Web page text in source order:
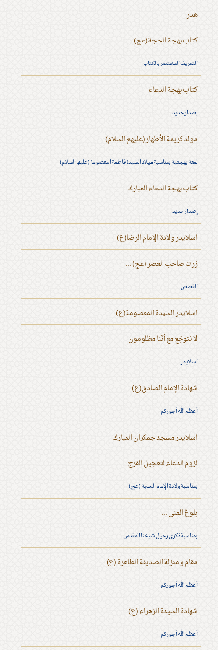
هدر
كتاب بهجة الحجة(عج)
التعريف المختصر بالكتاب
كتاب بهجة الدعاء
إصدار جديد
مولد كريمة الأطهار (عليهم السلام)
لمعة بهجتية بمناسبة ميلاد السيدة فاطمة المعصومة (عليها السلام)
كتاب بهجة الدعاء المبارك
إصدار جديد
اسلايدر ولادة الإمام الرضا(ع)
زرت صاحب العصر (عج) ...
القصص
اسلايدر السيدة المعصومة(ع)
لا نتوجّع مع أنّنا مظلومون
اسلايدر
شهادة الإمام الصادق(ع)
أعظم الله أجوركم
اسلايدر مسجد جمكران المبارك
لزوم الدعاء لتعجيل الفرج
بمناسبة ولادة الإمام الحجة (عج)
بلوغ المنى ...
بمناسبة ذكرى رحيل شيخنا المقدس
مقام و منزلة الصديقة الطاهرة (ع)
أعظم الله أجوركم
شهادة السيدة الزهراء (ع)
أعظم الله أجوركم